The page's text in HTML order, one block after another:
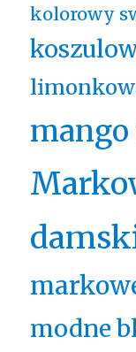
kolorowy
modne